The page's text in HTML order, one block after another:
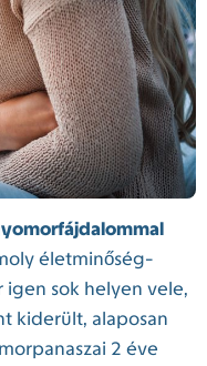
életminőség-
sok helyen vele,
kiderült, alaposan
2 éve